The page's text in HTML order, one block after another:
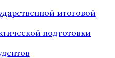
итоговой
подготовки